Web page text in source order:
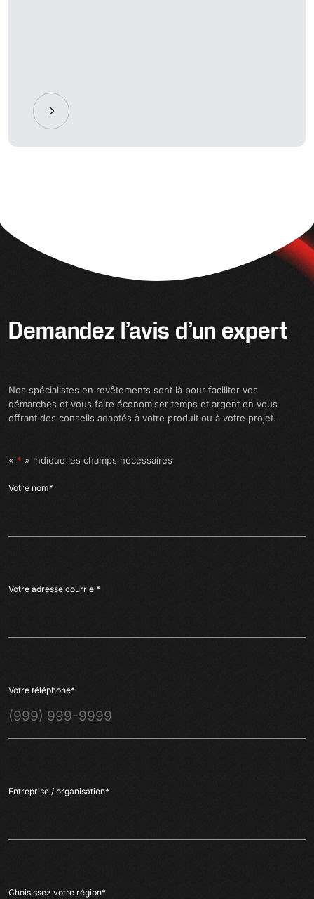
Demandez l’avis d’un expert
Nos spécialistes en revêtements sont là pour faciliter vos
démarches et vous faire économiser temps et argent en vous
offrant des conseils adaptés à votre produit ou à votre projet.
« * » indique les champs nécessaires
Votre nom*
Votre adresse courriel*
Votre téléphone*
Entreprise / organisation*
Choisissez votre région*